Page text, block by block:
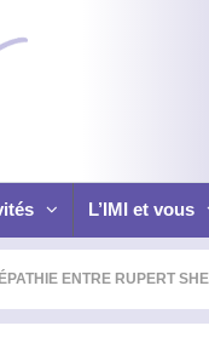
L’IMI et vous
ENTRE RUPERT